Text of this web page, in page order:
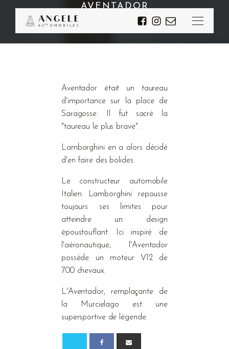
AVENTADOR
Aventador était un taureau
d'importance sur la place de
Saragosse. Il fut sacré la
"taureau le plus brave".
Lamborghini en a alors décidé
d'en faire des bolides.
Le constructeur automobile
Italien Lamborghini repousse
toujours ses limites pour
atteindre un design
époustouflant. Ici inspiré de
l'aéronautique, l'Aventador
possède un moteur V12 de
700 chevaux.
L'Aventador, remplaçante de
la Murcielago est une
supersportive de légende.